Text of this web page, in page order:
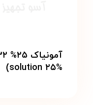
solution ۲۵%)